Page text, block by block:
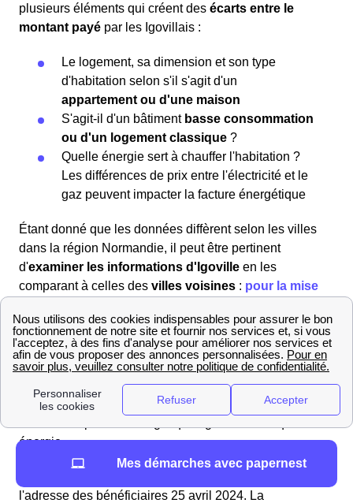
plusieurs éléments qui créent des écarts entre le
montant payé par les Igovillais :
Le logement, sa dimension et son type
d'habitation selon s'il s'agit d'un
appartement ou d'une maison
S'agit-il d'un bâtiment basse consommation
ou d'un logement classique ?
Quelle énergie sert à chauffer l'habitation ?
Les différences de prix entre l'électricité et le
gaz peuvent impacter la facture énergétique
Étant donné que les données diffèrent selon les villes
dans la région Normandie, il peut être pertinent
d'examiner les informations d'Igoville en les
comparant à celles des villes voisines : pour la mise
un abonnement à Neaufles-Saint-Martin .
EDF et Chèques Énergie 2025 : Ce que vous devez
savoir à Igoville
Les résidents d'Igoville peuvent bénéficier d'économies
énergie.
l'adresse des bénéficiaires 25 avril 2024. La
Mes démarches avec papernest